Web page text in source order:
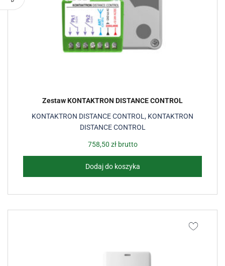
KONTAKTRON DISTANCE CONTROL , KONTAKTRON
DISTANCE CONTROL
Zestaw KONTAKTRON DISTANCE CONTROL
758,50 złbrutto
Dodaj do koszyka